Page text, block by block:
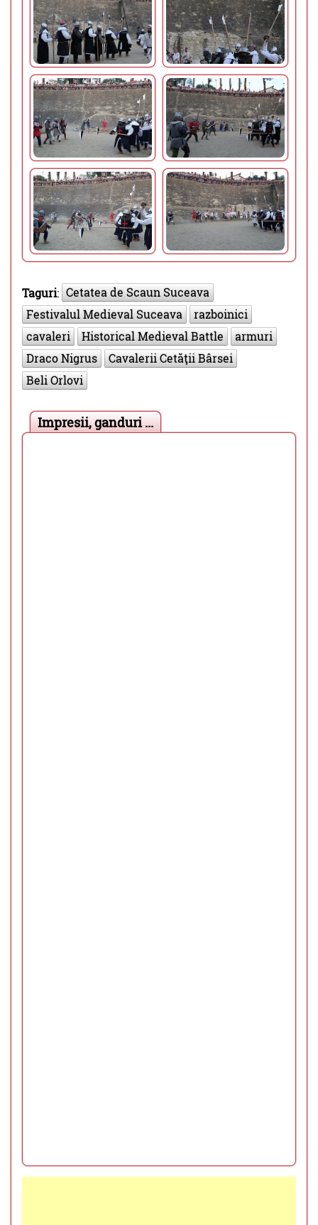
Taguri: Cetatea de Scaun Suceava
Festivalul Medieval Suceava
razboinici
cavaleri
Historical Medieval Battle
armuri
Draco Nigrus
Cavalerii Cetăţii Bârsei
Beli Orlovi
Impresii, ganduri ...